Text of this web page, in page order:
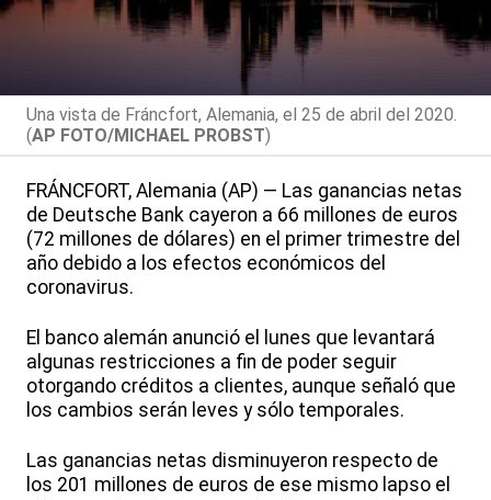
Una vista de Fráncfort, Alemania, el 25 de abril del 2020.
(AP FOTO/MICHAEL PROBST)
FRÁNCFORT, Alemania (AP) — Las ganancias netas
de Deutsche Bank cayeron a 66 millones de euros
(72 millones de dólares) en el primer trimestre del
año debido a los efectos económicos del
coronavirus.
El banco alemán anunció el lunes que levantará
algunas restricciones a fin de poder seguir
otorgando créditos a clientes, aunque señaló que
los cambios serán leves y sólo temporales.
Las ganancias netas disminuyeron respecto de
los 201 millones de euros de ese mismo lapso el